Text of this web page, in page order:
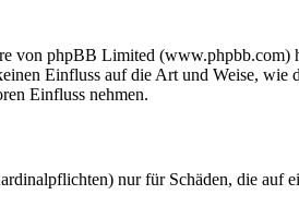
von phpBB Limited (www.phpbb.com)
Einfluss auf die Art und Weise, wie
Einfluss nehmen.
nur für Schäden, die auf